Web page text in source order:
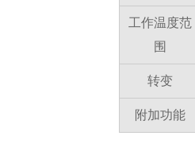
工作温度范
围
转变
附加功能